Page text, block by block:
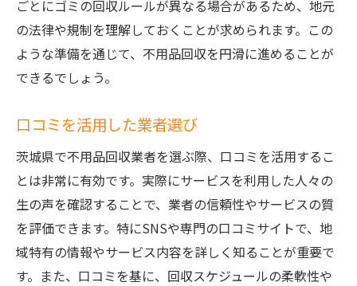
ごとにゴミの回収ルールが異なる場合があるため、地元
の法律や規制を理解しておくことが求められます。この
ような準備を通じて、不用品回収を円滑に進めることが
できるでしょう。
口コミを活用した業者選び
茨城県で不用品回収業者を選ぶ際、口コミを活用するこ
とは非常に有効です。実際にサービスを利用した人々の
生の声を確認することで、業者の信頼性やサービスの質
を評価できます。特にSNSや専門の口コミサイトで、地
域特有の情報やサービス内容を詳しく知ることが重要で
す。また、口コミを基に、回収スケジュールの柔軟性や